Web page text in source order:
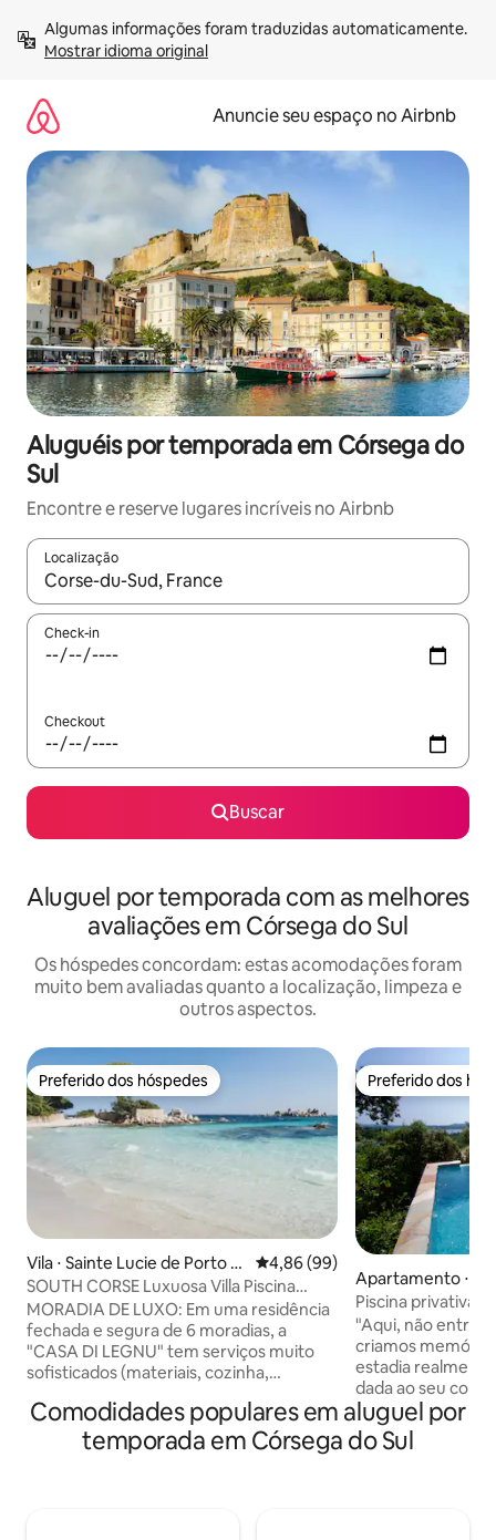
para
Mostrar idioma original
Anuncie seu espaço no Airbnb
Aluguéis por temporada em Córsega do
Sul
Encontre e reserve lugares incríveis no Airbnb
Localização
Quando os resultados estiverem disponíveis, explore-os
Check-in
Checkout
Buscar
Aluguel por temporada com as melhores
avaliações em Córsega do Sul
Os hóspedes concordam: estas acomodações foram
muito bem avaliadas quanto a localização, limpeza e
outros aspectos.
Preferido dos hóspedes
Preferido dos hóspedes
Vila ⋅ Sainte Lucie de Porto V
ecchio
4,86 de uma avaliação média
4,86 (99)
SOUTH CORSE Luxuosa Villa Piscina
Praias aquecidas
MORADIA DE LUXO: Em uma residência
fechada e segura de 6 moradias, a
"CASA DI LEGNU" tem serviços muito
sofisticados (materiais, cozinha,
e persianas elétricas, ar condicionado
em todos os quartos (independentes): 4
quartos, 3 banheiros, 4 banheiros,
Preferido dos
Preferido dos
Apartamento ⋅
io
Piscina privativa
para o mar e
"Aqui, não
criamos memórias." O que
estadia
dada ao seu
um serviço
Dentro da Villa
jardim (Ciardinu)
Comodidades populares em aluguel por
temporada em Córsega do Sul